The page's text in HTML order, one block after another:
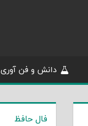
دانش و فن آوری
فال حافظ